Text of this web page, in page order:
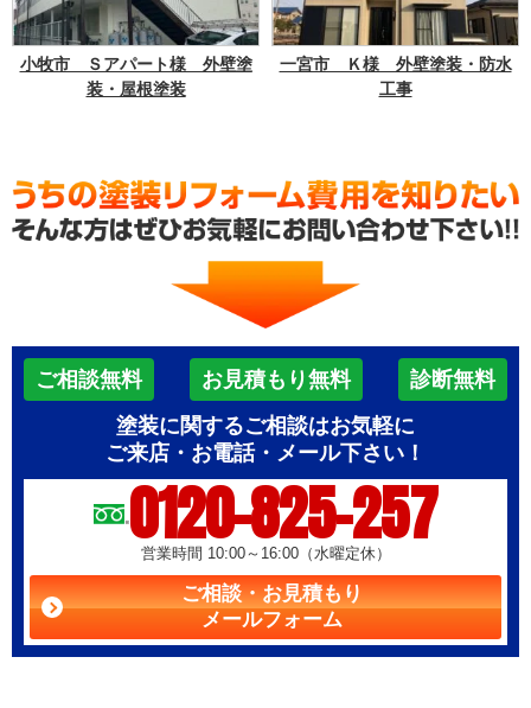
小牧市 Ｓアパート様 外壁塗
装・屋根塗装
一宮市 Ｋ様 外壁塗装・防水
工事
ご相談無料 お見積もり無料
診断無料
塗装に関するご相談はお気軽に
ご来店・お電話・メール下さい！
0120-825-257
営業時間 10:00～16:00（水曜定休）
ご相談・お見積もり
メールフォーム